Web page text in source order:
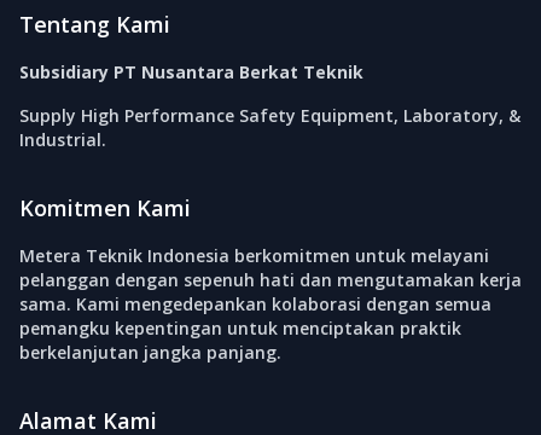
Tentang Kami
Subsidiary PT Nusantara Berkat Teknik
Supply High Performance Safety Equipment, Laboratory, &
Industrial.
Komitmen Kami
Metera Teknik Indonesia berkomitmen untuk melayani
pelanggan dengan sepenuh hati dan mengutamakan kerja
sama. Kami mengedepankan kolaborasi dengan semua
pemangku kepentingan untuk menciptakan praktik
berkelanjutan jangka panjang.
Alamat Kami